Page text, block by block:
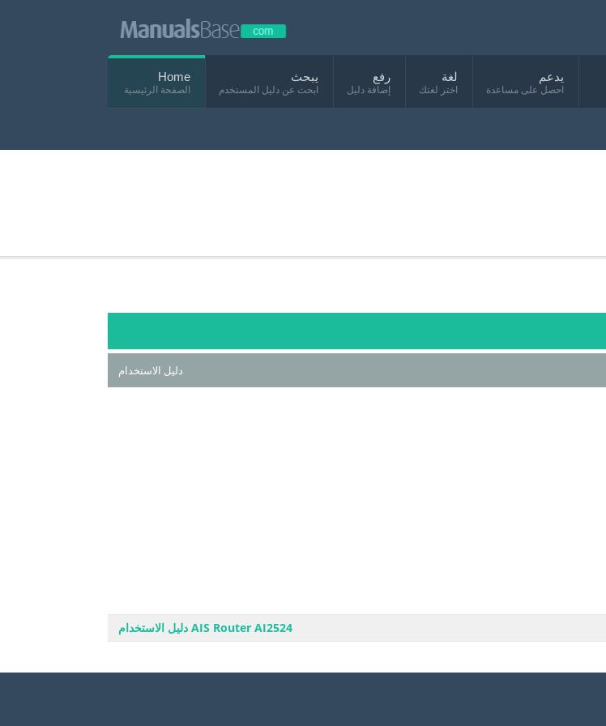
Home
الصفحة الرئيسية
يبحث
ابحث عن دليل المستخدم
رفع
إضافة دليل
لغة
اختر لغتك
يدعم
احصل على مساعدة
دليل الاستخدام
AIS Router AI2524 دليل الاستخدام